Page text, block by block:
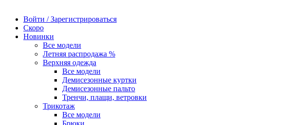
Войти / Зарегистрироваться
Скоро
Новинки
Все модели
Летняя распродажа %
Верхняя одежда
Все модели
Демисезонные куртки
Демисезонные пальто
Тренчи, плащи, ветровки
Трикотаж
Все модели
Брюки